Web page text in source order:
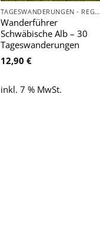
TAGESWANDERUNGEN - REGIONAL
Wanderführer
Schwäbische Alb – 30
Tageswanderungen
12,90 €
inkl. 7 % MwSt.